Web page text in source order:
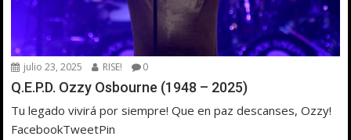
julio 23, 2025 RISE! 0
Q.E.P.D. Ozzy Osbourne (1948 – 2025)
Tu legado vivirá por siempre! Que en paz descanses, Ozzy!
FacebookTweetPin